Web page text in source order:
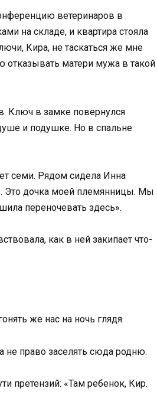
ветеринаров в
на складе, и квартира стояла
Кира, не таскаться же мне
отказывать матери мужа в такой
Ключ в замке повернулся
и подушке. Но в спальне
семи. Рядом сидела Инна
Это дочка моей племянницы. Мы
переночевать здесь».
как в ней закипает что-
же нас на ночь глядя.
не право заселять сюда родню.
претензий: «Там ребенок, Кир.